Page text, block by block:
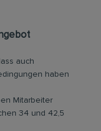
auch
haben
Mitarbeiter
34 und 42,5